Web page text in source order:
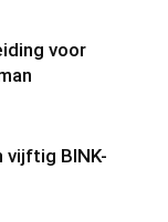
voor
vijftig BINK-